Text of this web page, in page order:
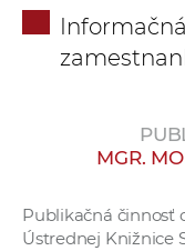
MGR.
Publikačná činnosť
Ústrednej Knižnice